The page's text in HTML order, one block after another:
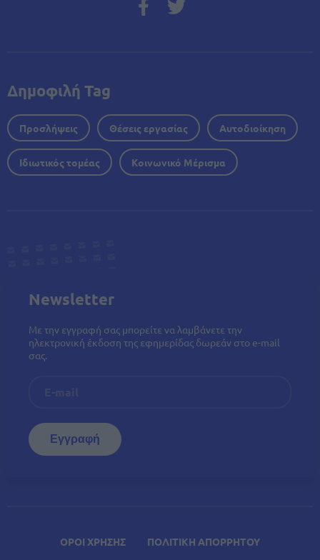
ΟΡΟΙ ΧΡΗΣΗΣ
ΠΟΛΙΤΙΚΗ ΑΠΟΡΡΗΤΟΥ
Δημοφιλή Tag
Προσλήψεις Θέσεις εργασίας Αυτοδιοίκηση
Ιδιωτικός τομέας Κοινωνικό Μέρισμα
Newsletter
Με την εγγραφή σας μπορείτε να λαμβάνετε την
ηλεκτρονική έκδοση της εφημερίδας δωρεάν στο e-mail
σας.